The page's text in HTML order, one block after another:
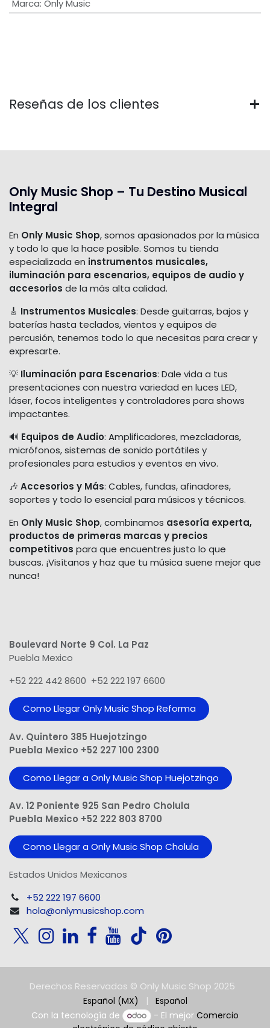
Marca: Only Music
Reseñas de los clientes
Only Music Shop – Tu Destino Musical
Integral
En Only Music Shop, somos apasionados por la música
y todo lo que la hace posible. Somos tu tienda
especializada en instrumentos musicales,
iluminación para escenarios, equipos de audio y
accesorios de la más alta calidad.
🎸 Instrumentos Musicales: Desde guitarras, bajos y
baterías hasta teclados, vientos y equipos de
percusión, tenemos todo lo que necesitas para crear y
expresarte.
💡 Iluminación para Escenarios: Dale vida a tus
presentaciones con nuestra variedad en luces LED,
láser, focos inteligentes y controladores para shows
impactantes.
🔊 Equipos de Audio: Amplificadores, mezcladoras,
micrófonos, sistemas de sonido portátiles y
profesionales para estudios y eventos en vivo.
🎶 Accesorios y Más: Cables, fundas, afinadores,
soportes y todo lo esencial para músicos y técnicos.
En Only Music Shop, combinamos asesoría experta,
productos de primeras marcas y precios
competitivos para que encuentres justo lo que
buscas. ¡Visítanos y haz que tu música suene mejor que
nunca!
Boulevard Norte 9 Col. La Paz
Puebla Mexico
+52 222 442 8600 +52 222 197 6600
Como Llegar Only Music Shop​ Reforma
Av. Quintero 385 Huejotzingo
Puebla Mexico +52 227 100 2300
Como Llegar a Only Music Shop Huejotzingo
Av. 12 Poniente 925 San Pedro Cholula
Puebla Mexico +52 222 803 8700
Como Llegar a Only Music Shop Cholula
Estados Unidos Mexicanos
+52 222 197 6600
hola@onlymusicshop.com
Derechos Reservados © Only Music Shop 2025
Español (MX) |
Español
Con la tecnología de
- El mejorComercio